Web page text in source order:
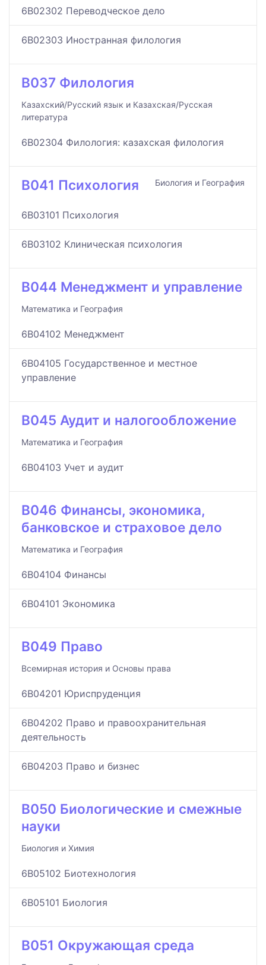
6B02302 Переводческое дело
6B02303 Иностранная филология
B037 Филология
Казахский/Русский язык и Казахская/Русская
литература
6B02304 Филология: казахская филология
B041 Психология Биология и География
6B03101 Психология
6B03102 Клиническая психология
B044 Менеджмент и управление
Математика и География
6B04102 Менеджмент
6B04105 Государственное и местное
управление
B045 Аудит и налогообложение
Математика и География
6B04103 Учет и аудит
B046 Финансы, экономика,
банковское и страховое дело
Математика и География
6B04104 Финансы
6B04101 Экономика
B049 Право
Всемирная история и Основы права
6B04201 Юриспруденция
6B04202 Право и правоохранительная
деятельность
6B04203 Право и бизнес
B050 Биологические и смежные
науки
Биология и Химия
6B05102 Биотехнология
6B05101 Биология
B051 Окружающая среда